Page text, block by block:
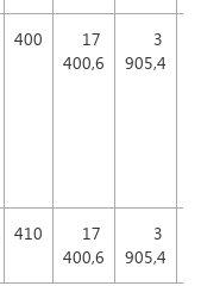
400
17
400,6
3
905,4
410
17
400,6
3
905,4